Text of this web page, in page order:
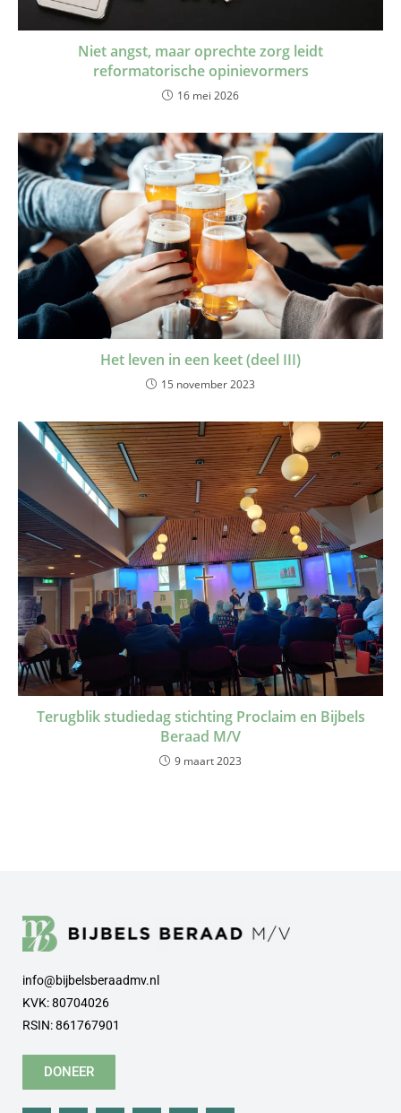
Niet angst, maar oprechte zorg leidt
reformatorische opinievormers
16 mei 2026
Het leven in een keet (deel III)
15 november 2023
Terugblik studiedag stichting Proclaim en Bijbels
Beraad M/V
9 maart 2023
info@bijbelsberaadmv.nl
KVK: 80704026
RSIN: 861767901
DONEER